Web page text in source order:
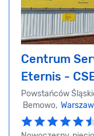
Centrum
Eternis -
Powstańców
Bemowo,